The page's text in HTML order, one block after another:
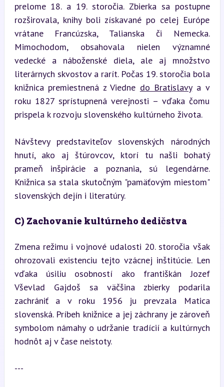
prelome 18. a 19. storočia. Zbierka sa postupne
rozširovala, knihy boli získavané po celej Európe
vrátane Francúzska, Talianska či Nemecka.
Mimochodom, obsahovala nielen významné
vedecké a náboženské diela, ale aj množstvo
literárnych skvostov a rarít. Počas 19. storočia bola
knižnica premiestnená z Viedne do Bratislavy a v
roku 1827 sprístupnená verejnosti – vďaka čomu
prispela k rozvoju slovenského kultúrneho života.
Návštevy predstaviteľov slovenských národných
hnutí, ako aj štúrovcov, ktorí tu našli bohatý
prameň inšpirácie a poznania, sú legendárne.
Knižnica sa stala skutočným "pamäťovým miestom"
slovenských dejín i literatúry.
C) Zachovanie kultúrneho dedičstva
Zmena režimu i vojnové udalosti 20. storočia však
ohrozovali existenciu tejto vzácnej inštitúcie. Len
vďaka úsiliu osobností ako františkán Jozef
Vševlad Gajdoš sa väčšina zbierky podarila
zachrániť a v roku 1956 ju prevzala Matica
slovenská. Príbeh knižnice a jej záchrany je zároveň
symbolom námahy o udržanie tradícií a kultúrnych
hodnôt aj v čase neistoty.
---